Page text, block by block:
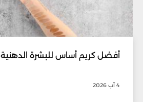
أفضل كريم أساس للبشرة الدهنية
4 آب 2026